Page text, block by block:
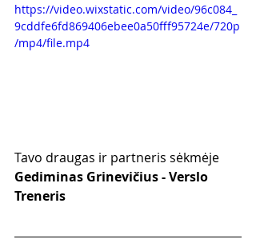
https://video.wixstatic.com/video/96c084_
9cddfe6fd869406ebee0a50fff95724e/720p
/mp4/file.mp4
Tavo draugas ir partneris sėkmėje
Gediminas Grinevičius - Verslo
Treneris